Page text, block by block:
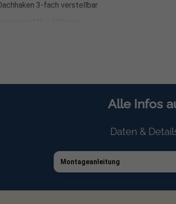
3-fach verstellbar
Typ-2 Duro 2.400 mm
und 2 x Sperrzahnmuttern zur
Alle Infos
Daten &
Montageanleitung